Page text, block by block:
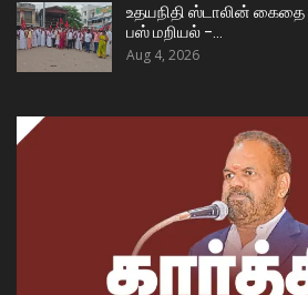
உதயநிதி ஸ்டாலின் கைதை
பஸ் மறியல் –…
Aug 4, 2026